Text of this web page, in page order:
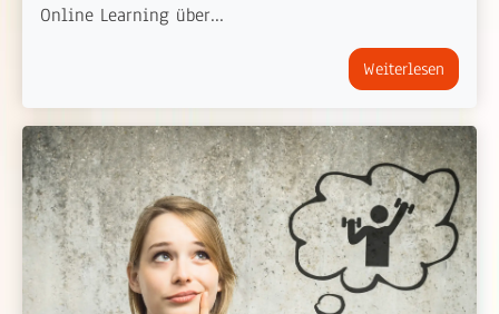
Online Learning über...
Weiterlesen